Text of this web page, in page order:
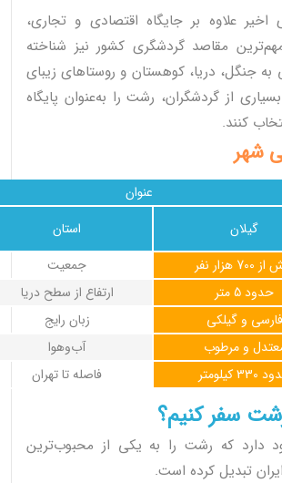
علاوه بر جایگاه اقتصادی و تجاری،
مقاصد گردشگری کشور نیز شناخته
جنگل، دریا، کوهستان و روستاهای زیبای
از گردشگران، رشت را به‌عنوان پایگاه
کنند.
شهر
عنوان
استان
گیلان
جمعیت
هزار نفر
ارتفاع از سطح دریا
حدود 5 متر
زبان رایج
فارسی و گیلکی
آب‌وهوا
و مرطوب
فاصله تا تهران
کیلومتر
سفر کنیم؟
دارد که رشت را به یکی از محبوب‌ترین
تبدیل کرده است.